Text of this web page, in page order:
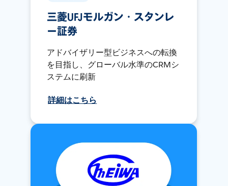
三菱UFJモルガン・スタンレ
ー証券
アドバイザリー型ビジネスへの転換
を目指し、グローバル水準のCRMシ
ステムに刷新
詳細はこちら